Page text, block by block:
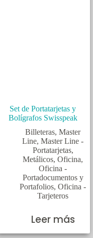
Set de Portatarjetas y
Bolígrafos Swisspeak
Billeteras, Master
Line, Master Line -
Portatarjetas,
Metálicos, Oficina,
Oficina -
Portadocumentos y
Portafolios, Oficina -
Tarjeteros
Leer más